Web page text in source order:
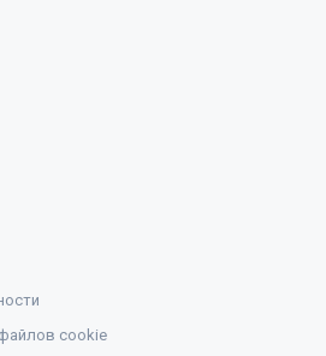
cookie